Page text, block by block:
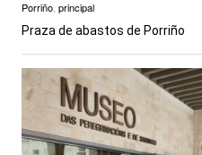
Porriño principal
Praza de abastos de Porriño